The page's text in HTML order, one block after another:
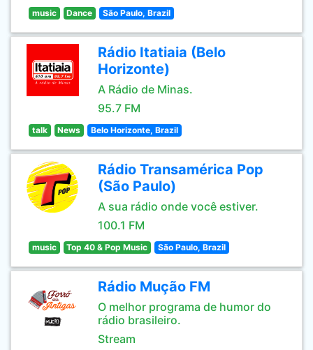
music Dance São Paulo, Brazil
Rádio Itatiaia (Belo
Horizonte)
A Rádio de Minas.
95.7 FM
talk News Belo Horizonte, Brazil
Rádio Transamérica Pop
(São Paulo)
A sua rádio onde você estiver.
100.1 FM
music Top 40 & Pop Music São Paulo, Brazil
Rádio Mução FM
O melhor programa de humor do
rádio brasileiro.
Stream